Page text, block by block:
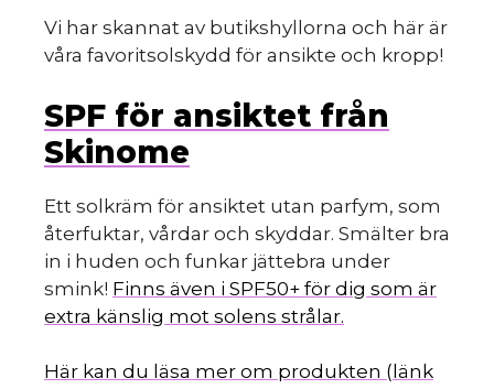
Vi har skannat av butikshyllorna och här är
våra favoritsolskydd för ansikte och kropp!
SPF för ansiktet från
Skinome
Ett solkräm för ansiktet utan parfym, som
återfuktar, vårdar och skyddar. Smälter bra
in i huden och funkar jättebra under
smink! Finns även i SPF50+ för dig som är
extra känslig mot solens strålar.
Här kan du läsa mer om produkten (länk